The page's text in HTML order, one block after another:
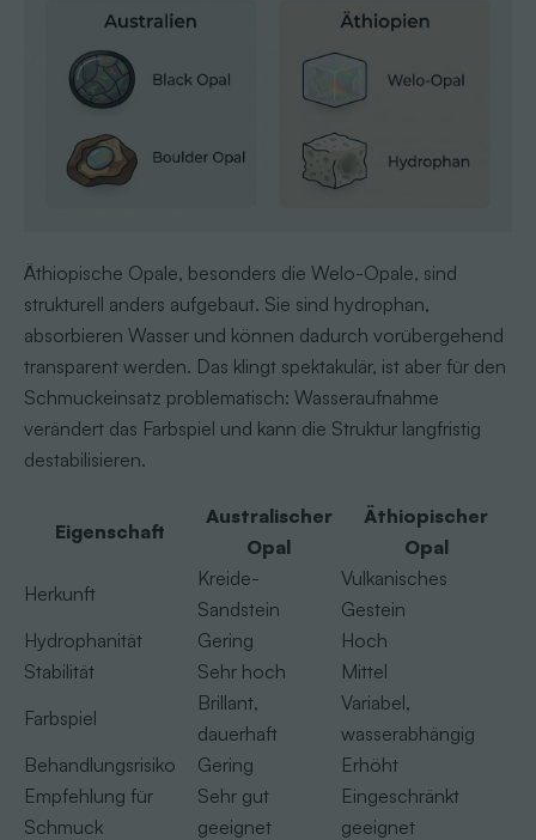
Äthiopische Opale, besonders die Welo-Opale, sind
strukturell anders aufgebaut. Sie sind hydrophan,
absorbieren Wasser und können dadurch vorübergehend
transparent werden. Das klingt spektakulär, ist aber für den
Schmuckeinsatz problematisch: Wasseraufnahme
verändert das Farbspiel und kann die Struktur langfristig
destabilisieren.
Eigenschaft
Australischer
Opal
Äthiopischer
Opal
Herkunft
Kreide-
Sandstein
Vulkanisches
Gestein
Hydrophanität
Gering
Hoch
Stabilität
Sehr hoch
Mittel
Farbspiel
Brillant,
dauerhaft
Variabel,
wasserabhängig
Behandlungsrisiko
Gering
Erhöht
Empfehlung für
Schmuck
Sehr gut
geeignet
Eingeschränkt
geeignet